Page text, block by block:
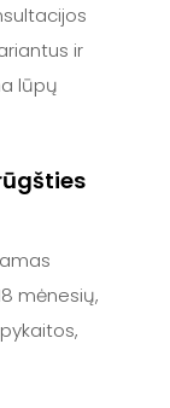
ir
lūpų
mėnesių,